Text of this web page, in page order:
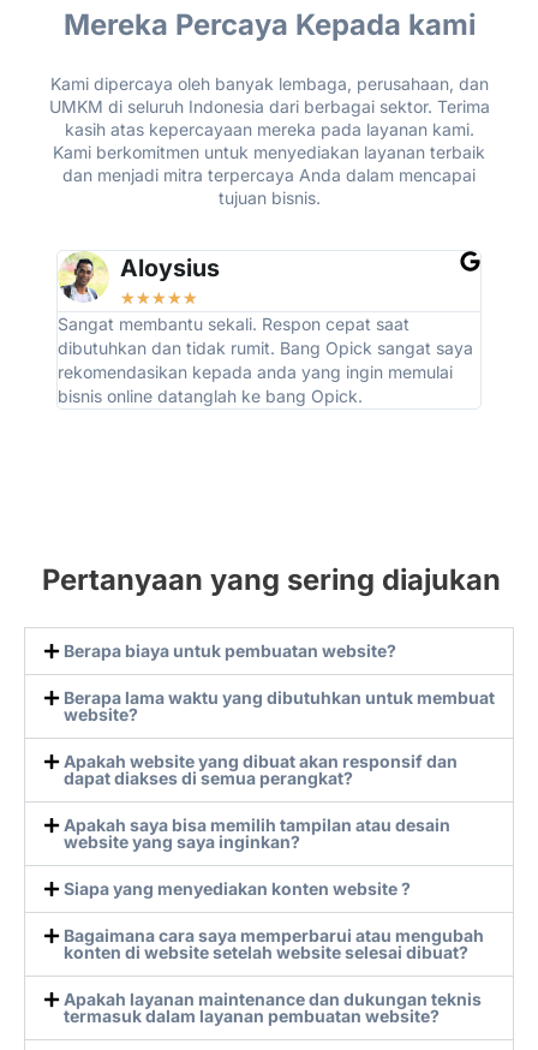
Mereka Percaya Kepada kami
Kami dipercaya oleh banyak lembaga, perusahaan, dan
UMKM di seluruh Indonesia dari berbagai sektor. Terima
kasih atas kepercayaan mereka pada layanan kami.
Kami berkomitmen untuk menyediakan layanan terbaik
dan menjadi mitra terpercaya Anda dalam mencapai
tujuan bisnis.
Aloysius
☆☆☆☆☆
Sangat membantu sekali. Respon cepat saat
dibutuhkan dan tidak rumit. Bang Opick sangat saya
rekomendasikan kepada anda yang ingin memulai
bisnis online datanglah ke bang Opick.
Pertanyaan yang sering diajukan
Berapa biaya untuk pembuatan website?
Berapa lama waktu yang dibutuhkan untuk membuat
website?
Apakah website yang dibuat akan responsif dan
dapat diakses di semua perangkat?
Apakah saya bisa memilih tampilan atau desain
website yang saya inginkan?
Siapa yang menyediakan konten website ?
Bagaimana cara saya memperbarui atau mengubah
konten di website setelah website selesai dibuat?
Apakah layanan maintenance dan dukungan teknis
termasuk dalam layanan pembuatan website?